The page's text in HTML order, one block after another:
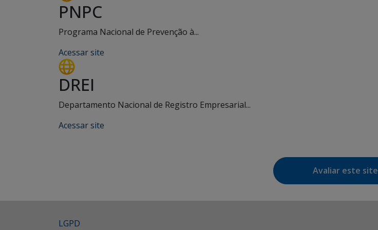
PNPC
Programa Nacional de Prevenção à...
Acessar site
DREI
Departamento Nacional de Registro Empresarial...
Acessar site
Avaliar este site
LGPD